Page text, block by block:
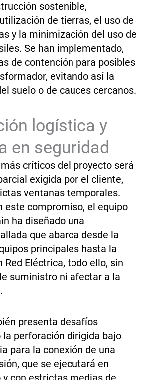
sostenible,
de tierras, el uso de
y la minimización del uso de
Se han implementado,
de contención para posibles
evitando así la
suelo o de cauces cercanos.
logística y
en seguridad
críticos del proyecto será
exigida por el cliente,
ventanas temporales.
este compromiso, el equipo
ha diseñado una
que abarca desde la
principales hasta la
Red Eléctrica, todo ello, sin
suministro ni afectar a la
presenta desafíos
la perforación dirigida bajo
para la conexión de una
que se ejecutará en